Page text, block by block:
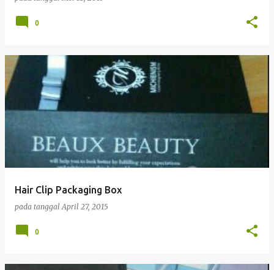
0
Hair Clip Packaging Box
pada tanggalApril 27, 2015
0